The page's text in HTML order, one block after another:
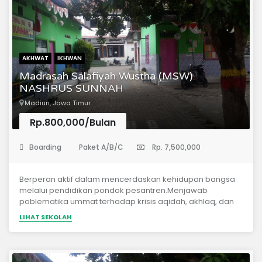
muslim cikal bakal sebaik-baik manusia yang banyak
memberi manfaat.Mewujudkan terbentuknya masyarakat
Islam yang kuat dalam berilmu dan beramal, berdasarkan
Qur’an, Sunnah Rasulillah, dan pemahaman para Salafus
Shalih
AKHWAT IKHWAN
Madrasah Salafiyah Wustha (MSW)
NASHRUS SUNNAH
Madiun, Jawa Timur
Rp.800,000/Bulan
Boarding Paket A/B/C Rp. 7,500,000
Berperan aktif dalam mencerdaskan kehidupan bangsa
melalui pendidikan pondok pesantren.Menjawab
poblematika ummat terhadap krisis aqidah, akhlaq, dan
adab di kalangan generasi muda.Menyelenggarakan
kegiatan pendidikan berbasis keagamaan yang
berkualitas untuk seluruh lapisan masyarakat.Menjadikan
mencetak lulusan berprestasi baik dalam bidang
LIHAT SEKOLAH